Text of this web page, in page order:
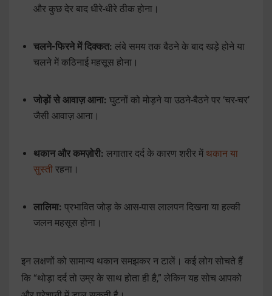
और कुछ देर बाद धीरे-धीरे ठीक होना।
चलने-फिरने में दिक्कत: लंबे समय तक बैठने के बाद खड़े होने या
चलने में कठिनाई महसूस होना।
जोड़ों से आवाज़ आना: घुटनों को मोड़ने या उठने-बैठने पर ‘चर-चर’
जैसी आवाज़ आना।
थकान और कमज़ोरी: लगातार दर्द के कारण शरीर में थकान या
सुस्ती रहना।
लालिमा: प्रभावित जोड़ के आस-पास लालपन दिखना या हल्की
जलन महसूस होना।
इन लक्षणों को सामान्य थकान समझकर न टालें। कई लोग सोचते हैं
कि “थोड़ा दर्द तो उम्र के साथ होता ही है,” लेकिन यह सोच आपको